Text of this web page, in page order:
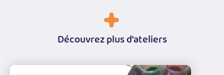
Découvrez plus d'ateliers